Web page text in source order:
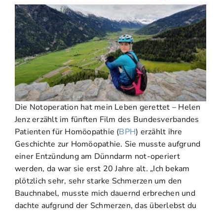
Die Notoperation hat mein Leben gerettet – Helen
Jenz erzählt im fünften Film des Bundesverbandes
Patienten für Homöopathie (BPH) erzählt ihre
Geschichte zur Homöopathie. Sie musste aufgrund
einer Entzündung am Dünndarm not-operiert
werden, da war sie erst 20 Jahre alt. „Ich bekam
plötzlich sehr, sehr starke Schmerzen um den
Bauchnabel, musste mich dauernd erbrechen und
dachte aufgrund der Schmerzen, das überlebst du